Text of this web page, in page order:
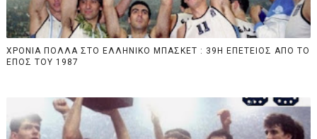
ΧΡΟΝΙΑ ΠΟΛΛΑ ΣΤΟ ΕΛΛΗΝΙΚΟ ΜΠΑΣΚΕΤ : 39Η ΕΠΕΤΕΙΟΣ ΑΠΟ ΤΟ
ΕΠΟΣ ΤΟΥ 1987